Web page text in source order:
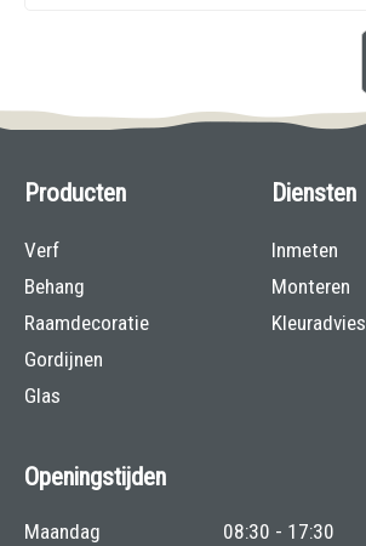
Producten
Verf
Behang
Raamdecoratie
Gordijnen
Glas
Diensten
Inmeten
Monteren
Kleuradvies
Openingstijden
Maandag
08:30 - 17:30